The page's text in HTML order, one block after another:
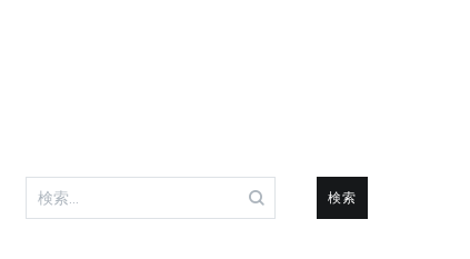
検
索: